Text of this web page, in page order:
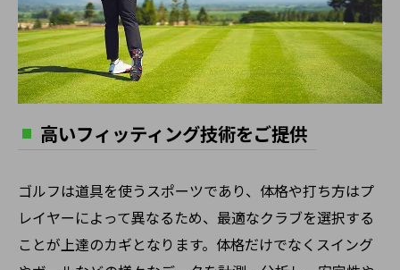
高いフィッティング技術をご提供
ゴルフは道具を使うスポーツであり、体格や打ち方はプ
レイヤーによって異なるため、最適なクラブを選択する
ことが上達のカギとなります。体格だけでなくスイング